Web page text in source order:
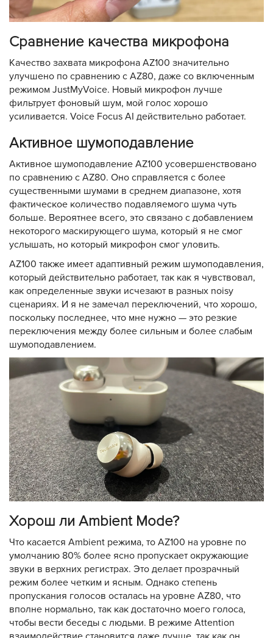
Сравнение качества микрофона
Качество захвата микрофона AZ100 значительно
улучшено по сравнению с AZ80, даже со включенным
режимом JustMyVoice. Новый микрофон лучше
фильтрует фоновый шум, мой голос хорошо
усиливается. Voice Focus AI действительно работает.
Активное шумоподавление
Активное шумоподавление AZ100 усовершенствовано
по сравнению с AZ80. Оно справляется с более
существенными шумами в среднем диапазоне, хотя
фактическое количество подавляемого шума чуть
больше. Вероятнее всего, это связано с добавлением
некоторого маскирующего шума, который я не смог
услышать, но который микрофон смог уловить.
AZ100 также имеет адаптивный режим шумоподавления,
который действительно работает, так как я чувствовал,
как определенные звуки исчезают в разных noisy
сценариях. И я не замечал переключений, что хорошо,
поскольку последнее, что мне нужно — это резкие
переключения между более сильным и более слабым
шумоподавлением.
Хорош ли Ambient Mode?
Что касается Ambient режима, то AZ100 на уровне по
умолчанию 80% более ясно пропускает окружающие
звуки в верхних регистрах. Это делает прозрачный
режим более четким и ясным. Однако степень
пропускания голосов осталась на уровне AZ80, что
вполне нормально, так как достаточно моего голоса,
чтобы вести беседы с людьми. В режиме Attention